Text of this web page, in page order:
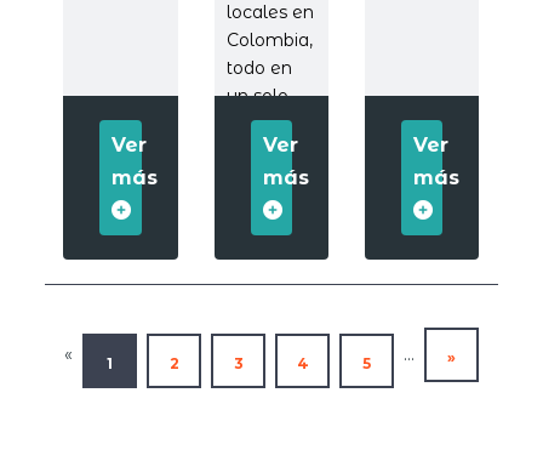
Ver
más
locales en
Colombia,
todo en
un solo
paso.
Ver
más
Ver
más
« 1 2 3 4 5 ... »